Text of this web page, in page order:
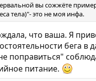
вы сожжёте
тела)"- это не моя инфа.
что ваша. Я
бега в
поправиться"
питание.